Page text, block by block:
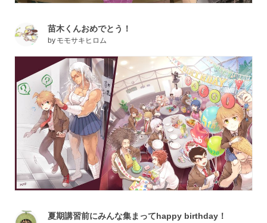
苗木くんおめでとう！
by モモサキヒロム
夏期講習前にみんな集まってhappy birthday！